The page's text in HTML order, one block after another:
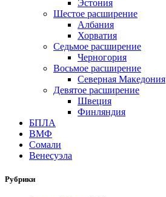
Эстония
Шестое расширение
Албания
Хорватия
Седьмое расширение
Черногория
Восьмое расширение
Северная Македония
Девятое расширение
Швеция
Финляндия
БПЛА
ВМФ
Сомали
Венесуэла
Рубрики